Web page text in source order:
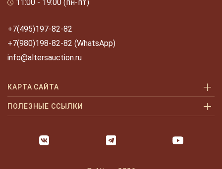
11:00 - 19:00 (пн-пт)
+7(495)197-82-82
+7(980)198-82-82 (WhatsApp)
info@altersauction.ru
КАРТА САЙТА
Аукционы
Как продать
ПОЛЕЗНЫЕ ССЫЛКИ
Оплата и доставка
Часто задаваемые вопросы